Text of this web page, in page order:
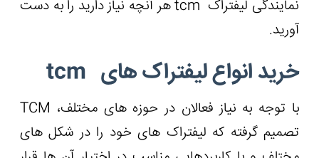
نمایندگی لیفتراک tcm هر آنچه نیاز دارید را به دست
آورید.
خرید انواع لیفتراک های tcm
با توجه به نیاز فعالان در حوزه های مختلف، TCM
تصمیم گرفته که لیفتراک های خود را در شکل های